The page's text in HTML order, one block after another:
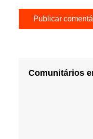
Comunitários